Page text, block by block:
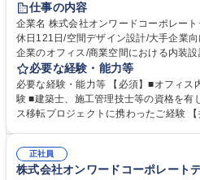
仕事の内容
企業名 株式会社オンワードコーポレートデザイン 求人名 【
休日121日/空間デザイン設計/大手企業向け提案がメ
企業のオフィス/商業空間における内装
当社主力事業のユニフォームやプロモー
校向けの空間提案となります。 ■営業と客先に同行し、現場調査、課題の
ヒアリング ■課題設定に基づいた基本設
テーション業務 ■顧客は8割が大手企業
21日/空間デザイン設計/大手企業向け提
必要な経験・能力等
必要な経験・能力等 【必須】■オフィス
験 ■建築士、施工管理技士等の資格を有
ス移転プロジェクトに携わったご経験 【採用背景】増員補強：空間事業は
業ポリシーとしております。ユニフォー
ングの要素も絡めた独自性のある空間提
正社員
株式会社オンワードコーポレート